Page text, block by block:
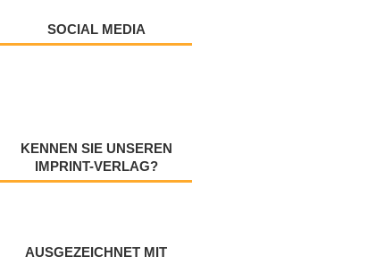
SOCIAL MEDIA
KENNEN SIE UNSEREN
IMPRINT-VERLAG?
AUSGEZEICHNET MIT